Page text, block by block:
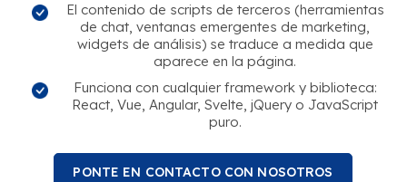
El contenido de scripts de terceros (herramientas
de chat, ventanas emergentes de marketing,
widgets de análisis) se traduce a medida que
aparece en la página.
Funciona con cualquier framework y biblioteca:
React, Vue, Angular, Svelte, jQuery o JavaScript
puro.
PONTE EN CONTACTO CON NOSOTROS